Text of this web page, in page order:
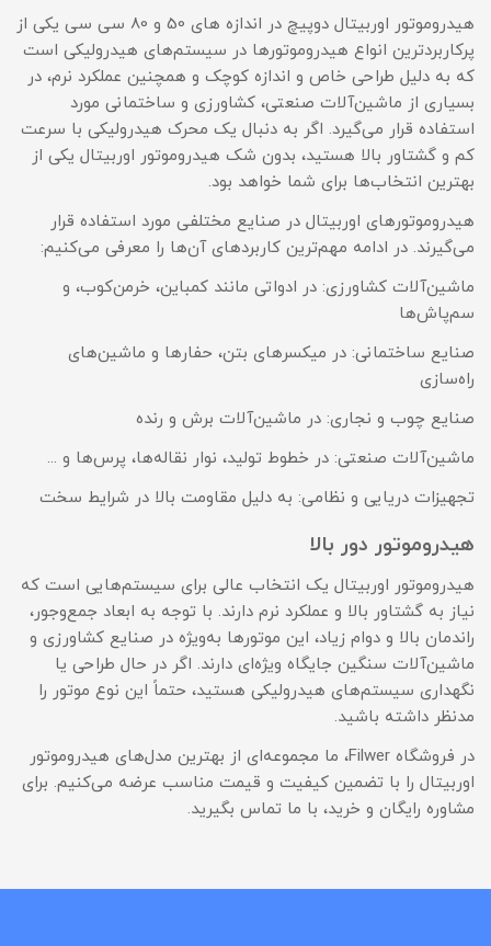
هیدروموتور اوربیتال دوپیچ در اندازه های 50 و 80 سی سی یکی از
پرکاربردترین انواع هیدروموتورها در سیستم‌های هیدرولیکی است
که به دلیل طراحی خاص و اندازه کوچک و همچنین عملکرد نرم، در
بسیاری از ماشین‌آلات صنعتی، کشاورزی و ساختمانی مورد
استفاده قرار می‌گیرد. اگر به دنبال یک محرک هیدرولیکی با سرعت
کم و گشتاور بالا هستید، بدون شک هیدروموتور اوربیتال یکی از
بهترین انتخاب‌ها برای شما خواهد بود.
هیدروموتورهای اوربیتال در صنایع مختلفی مورد استفاده قرار
می‌گیرند. در ادامه مهم‌ترین کاربردهای آن‌ها را معرفی می‌کنیم:
ماشین‌آلات کشاورزی: در ادواتی مانند کمباین، خرمن‌کوب، و
سم‌پاش‌ها
صنایع ساختمانی: در میکسرهای بتن، حفارها و ماشین‌های
راه‌سازی
صنایع چوب و نجاری: در ماشین‌آلات برش و رنده
ماشین‌آلات صنعتی: در خطوط تولید، نوار نقاله‌ها، پرس‌ها و ...
تجهیزات دریایی و نظامی: به دلیل مقاومت بالا در شرایط سخت
هیدروموتور دور بالا
هیدروموتور اوربیتال یک انتخاب عالی برای سیستم‌هایی است که
نیاز به گشتاور بالا و عملکرد نرم دارند. با توجه به ابعاد جمع‌وجور،
راندمان بالا و دوام زیاد، این موتورها به‌ویژه در صنایع کشاورزی و
ماشین‌آلات سنگین جایگاه ویژه‌ای دارند. اگر در حال طراحی یا
نگهداری سیستم‌های هیدرولیکی هستید، حتماً این نوع موتور را
مدنظر داشته باشید.
در فروشگاه Filwer، ما مجموعه‌ای از بهترین مدل‌های هیدروموتور
اوربیتال را با تضمین کیفیت و قیمت مناسب عرضه می‌کنیم. برای
مشاوره رایگان و خرید، با ما تماس بگیرید.